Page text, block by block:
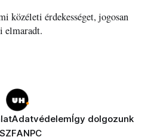
közéleti érdekességet, jogosan
elmaradt.
AdatvédelemÍgy dolgozunk
ANPC